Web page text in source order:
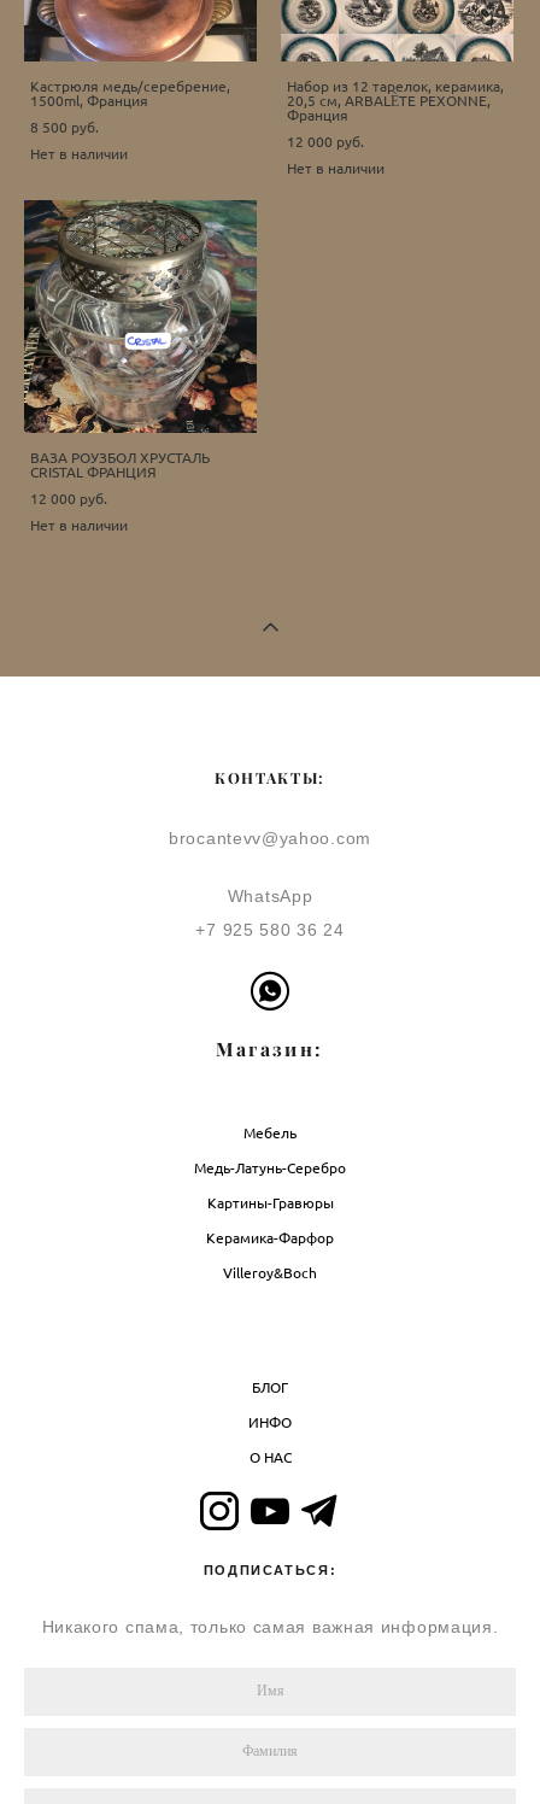
Кастрюля медь/серебрение,
1500ml, Франция
8 500 pуб.
Нет в наличии
Набор из 12 тарелок, керамика,
20,5 см, ARBALÈTE PEXONNE,
Франция
12 000 pуб.
Нет в наличии
ВАЗА РОУЗБОЛ ХРУСТАЛЬ
CRISTAL ФРАНЦИЯ
12 000 pуб.
Нет в наличии
КОНТАКТЫ:
brocantevv@yahoo.com
WhatsApp
+7 925 580 36 24
Магазин:
Мебель
Медь-Латунь-Серебро
Картины-Гравюры
Керамика-Фарфор
Villeroy&Boch
БЛОГ
ИНФО
О НАС
ПОДПИСАТЬСЯ:
Никакого спама, только самая важная информация.